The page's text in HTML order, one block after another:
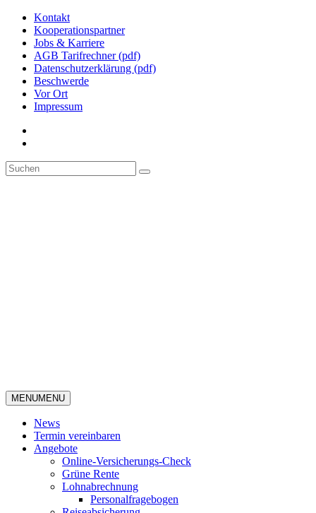
Kontakt
Kooperationspartner
Jobs & Karriere
AGB Tarifrechner (pdf)
Datenschutzerklärung (pdf)
Beschwerde
Vor Ort
Impressum
MENUMENU
News
Termin vereinbaren
Angebote
Online-Versicherungs-Check
Grüne Rente
Lohnabrechnung
Personalfragebogen